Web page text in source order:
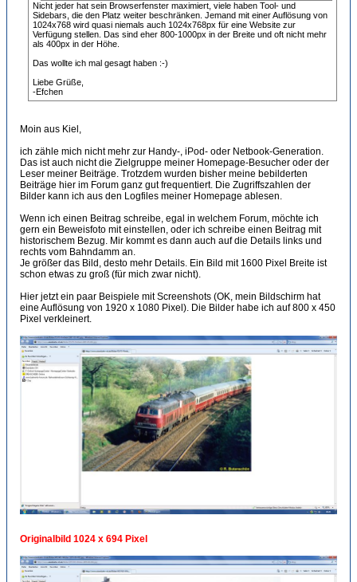
Nicht jeder hat sein Browserfenster maximiert, viele haben Tool- und
Sidebars, die den Platz weiter beschränken. Jemand mit einer Auflösung von
1024x768 wird quasi niemals auch 1024x768px für eine Website zur
Verfügung stellen. Das sind eher 800-1000px in der Breite und oft nicht mehr
als 400px in der Höhe.
Das wollte ich mal gesagt haben :-)
Liebe Grüße,
-Efchen
Moin aus Kiel,
ich zähle mich nicht mehr zur Handy-, iPod- oder Netbook-Generation.
Das ist auch nicht die Zielgruppe meiner Homepage-Besucher oder der
Leser meiner Beiträge. Trotzdem wurden bisher meine bebilderten
Beiträge hier im Forum ganz gut frequentiert. Die Zugriffszahlen der
Bilder kann ich aus den Logfiles meiner Homepage ablesen.
Wenn ich einen Beitrag schreibe, egal in welchem Forum, möchte ich
gern ein Beweisfoto mit einstellen, oder ich schreibe einen Beitrag mit
historischem Bezug. Mir kommt es dann auch auf die Details links und
rechts vom Bahndamm an.
Je größer das Bild, desto mehr Details. Ein Bild mit 1600 Pixel Breite ist
schon etwas zu groß (für mich zwar nicht).
Hier jetzt ein paar Beispiele mit Screenshots (OK, mein Bildschirm hat
eine Auflösung von 1920 x 1080 Pixel). Die Bilder habe ich auf 800 x 450
Pixel verkleinert.
Originalbild 1024 x 694 Pixel